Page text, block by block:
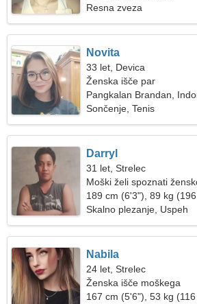
Resna zveza
Novita
33 let, Devica
Ženska išče par
Pangkalan Brandan,
Sončenje, Tenis
Darryl
31 let, Strelec
Moški želi spoznati
189 cm (6'3"), 89 kg
Skalno plezanje, Uspeh
Nabila
24 let, Strelec
Ženska išče moškega
167 cm (5'6"), 53 kg